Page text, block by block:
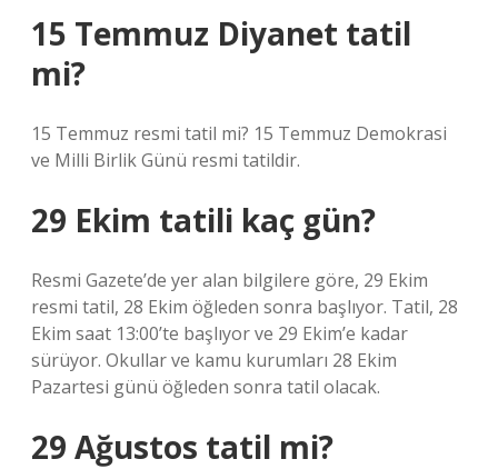
15 Temmuz Diyanet tatil
mi?
15 Temmuz resmi tatil mi? 15 Temmuz Demokrasi
ve Milli Birlik Günü resmi tatildir.
29 Ekim tatili kaç gün?
Resmi Gazete’de yer alan bilgilere göre, 29 Ekim
resmi tatil, 28 Ekim öğleden sonra başlıyor. Tatil, 28
Ekim saat 13:00’te başlıyor ve 29 Ekim’e kadar
sürüyor. Okullar ve kamu kurumları 28 Ekim
Pazartesi günü öğleden sonra tatil olacak.
29 Ağustos tatil mi?